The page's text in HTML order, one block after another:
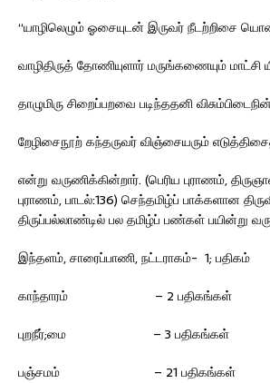
“யாழிலெழும் ஓசையுடன் இருவர் நீடற்றிசை
வாழிதிருத் தோணியுளார் மருங்கணையும்
தாழுமிரு சிறைப்பறவை படிந்ததனி விசும்பிடைநின்
றேழிசைநூற் கந்தருவர் விஞ்சையரும்
என்று வருணிக்கின்றார். (பெரிய புராணம்,
புராணம், பாடல்:136) செந்தமிழ்ப் பாக்களான
திருப்பல்லாண்டில் பல தமிழ்ப் பண்கள் பயின்று
இந்தளம், சாரைப்பாணி, நட்டராகம்- 1; பதிகம்
காந்தாரம் – 2 பதிகங்கள்
புறநீர்;மை – 3 பதிகங்கள்
பஞ்சமம் – 21 பதிகங்கள்